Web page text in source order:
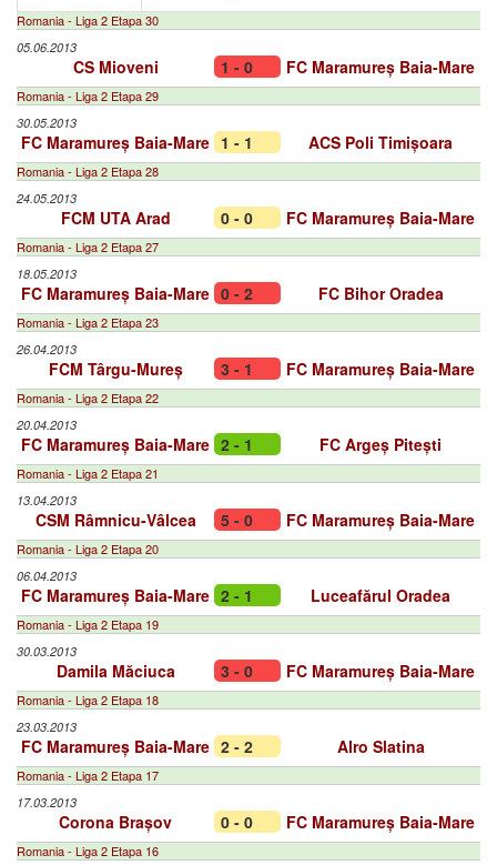
Romania - Liga 2 Etapa 30
05.06.2013
CS Mioveni 1 - 0 FC Maramureș Baia-Mare
Romania - Liga 2 Etapa 29
30.05.2013
FC Maramureș Baia-Mare 1 - 1 ACS Poli Timișoara
Romania - Liga 2 Etapa 28
24.05.2013
FCM UTA Arad 0 - 0 FC Maramureș Baia-Mare
Romania - Liga 2 Etapa 27
18.05.2013
FC Maramureș Baia-Mare 0 - 2 FC Bihor Oradea
Romania - Liga 2 Etapa 23
26.04.2013
FCM Târgu-Mureș 3 - 1 FC Maramureș Baia-Mare
Romania - Liga 2 Etapa 22
20.04.2013
FC Maramureș Baia-Mare 2 - 1 FC Argeș Pitești
Romania - Liga 2 Etapa 21
13.04.2013
CSM Râmnicu-Vâlcea 5 - 0 FC Maramureș Baia-Mare
Romania - Liga 2 Etapa 20
06.04.2013
FC Maramureș Baia-Mare 2 - 1 Luceafărul Oradea
Romania - Liga 2 Etapa 19
30.03.2013
Damila Măciuca 3 - 0 FC Maramureș Baia-Mare
Romania - Liga 2 Etapa 18
23.03.2013
FC Maramureș Baia-Mare 2 - 2 Alro Slatina
Romania - Liga 2 Etapa 17
17.03.2013
Corona Brașov 0 - 0 FC Maramureș Baia-Mare
Romania - Liga 2 Etapa 16